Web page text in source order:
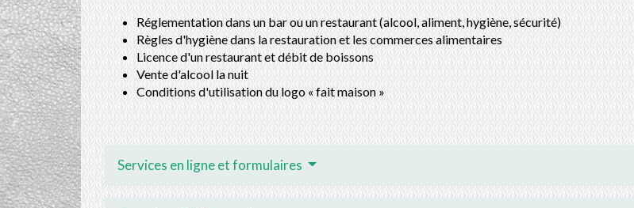
Réglementation dans un bar ou un restaurant (alcool, aliment, hygiène, sécurité)
Règles d'hygiène dans la restauration et les commerces alimentaires
Licence d'un restaurant et débit de boissons
Vente d'alcool la nuit
Conditions d'utilisation du logo « fait maison »
Services en ligne et formulaires